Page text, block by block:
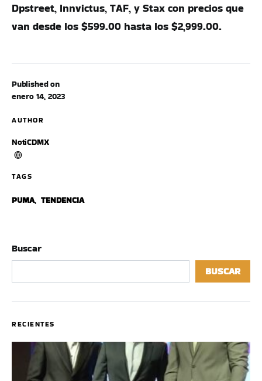
Published on
enero 14, 2023
AUTHOR
NotiCDMX
TAGS
PUMA, TENDENCIA
Dpstreet, Innvictus, TAF, y Stax con precios que
van desde los $599.00 hasta los $2,999.00.
Buscar
BUSCAR
RECIENTES